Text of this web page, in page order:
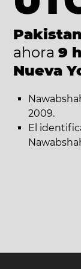
ahora 9
Nueva
2009.
El